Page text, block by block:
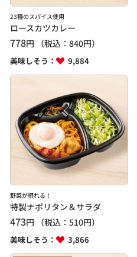
23種のスパイス使用
ロースカツカレー
778円 （税込：840円）
美味しそう： 9,884
野菜が摂れる！
特製ナポリタン＆サラダ
473円 （税込：510円）
美味しそう： 3,866